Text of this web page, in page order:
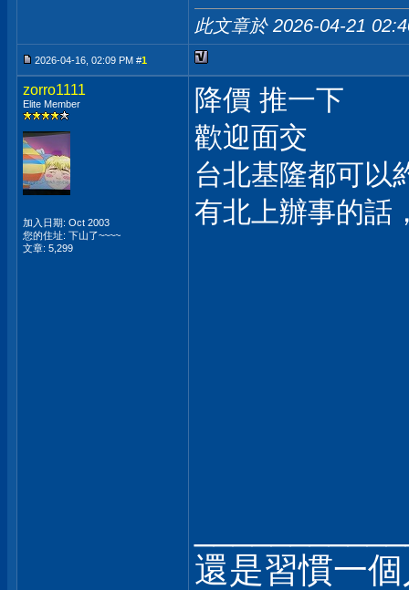
此文章於 2026-04-21
2026-04-16, 02:09 PM #1
zorro1111
Elite Member
加入日期: Oct 2003
您的住址: 下山了~~~~
文章: 5,299
降價 推一下
歡迎面交
台北基隆都可以
有北上辦事的話
還是習慣一